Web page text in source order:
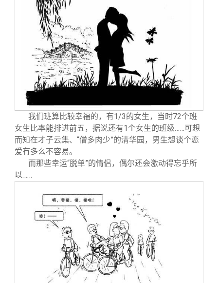
我们班算比较幸福的，有1/3的女生，当时72个班
女生比率能排进前五，据说还有1个女生的班级……可想
而知在才子云集、“僧多肉少”的清华园，男生想谈个恋
爱有多么不容易。
而那些幸运“脱单”的情侣，偶尔还会激动得忘乎所
以……